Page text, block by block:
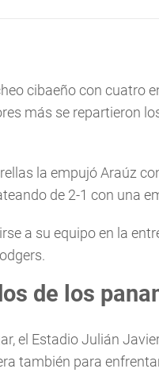
cibaeño con cuatro
más se repartieron
la empujó Araúz
de 2-1 con una
a su equipo en la
de los
el Estadio Julián
también para